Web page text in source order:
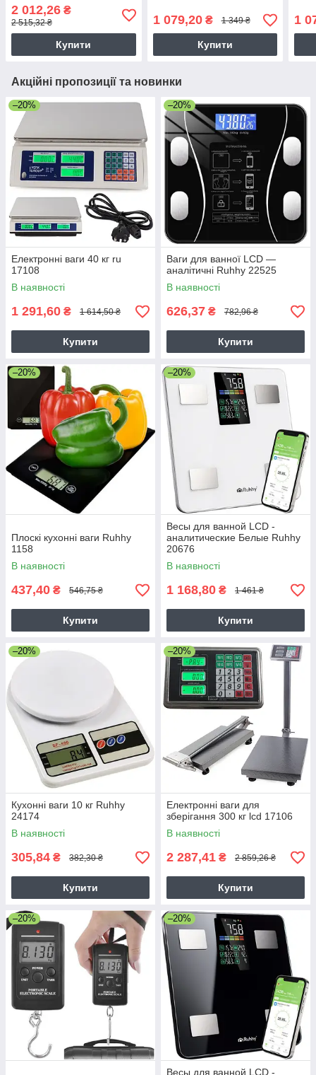
2 012,26 ₴
2 515,32 ₴
Купити
1 079,20₴ 1 349 ₴
Купити
1
Акційні пропозиції та новинки
–20%
Електронні ваги 40 кг ru
17108
В наявності
1 291,60 ₴ 1 614,50 ₴
Купити
–20%
Ваги для ванної LCD —
аналітичні Ruhhy 22525
В наявності
626,37 ₴ 782,96 ₴
Купити
–20%
Плоскі кухонні ваги Ruhhy
1158
В наявності
437,40 ₴ 546,75 ₴
Купити
–20%
Весы для ванной LCD -
аналитические Белые Ruhhy
20676
В наявності
1 168,80 ₴ 1 461 ₴
Купити
–20%
Кухонні ваги 10 кг Ruhhy
24174
В наявності
305,84 ₴ 382,30 ₴
Купити
–20%
Електронні ваги для
зберігання 300 кг lcd 17106
В наявності
2 287,41 ₴ 2 859,26 ₴
Купити
–20% –20%
Весы для ванной LCD -